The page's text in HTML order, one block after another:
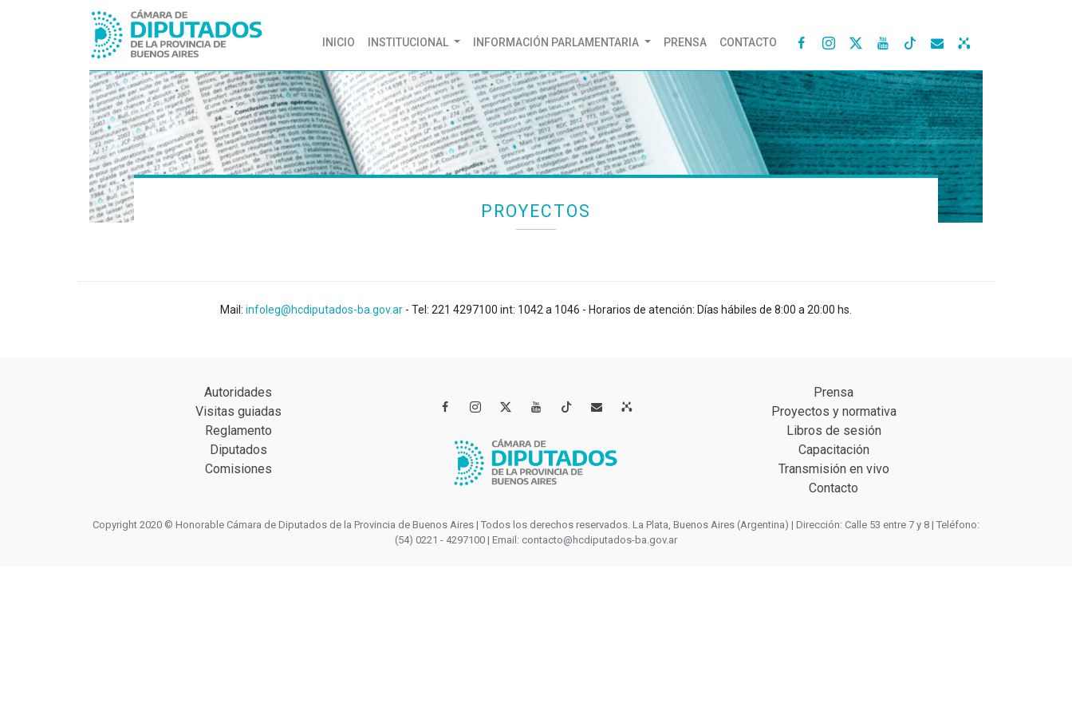
INICIO (CURRENT)
INSTITUCIONAL INFORMACIÓN PARLAMENTARIA PRENSA CONTACTO    
PROYECTOS
Mail: infoleg@hcdiputados-ba.gov.ar - Tel: 221 4297100 int: 1042 a 1046 - Horarios de atención: Días hábiles de 8:00 a 20:00 hs.
Autoridades
Visitas guiadas
Reglamento
Diputados
Comisiones
   
Prensa
Proyectos y normativa
Libros de sesión
Capacitación
Transmisión en vivo
Contacto
Copyright 2020 © Honorable Cámara de Diputados de la Provincia de Buenos Aires | Todos los derechos reservados. La Plata, Buenos Aires (Argentina) | Dirección: Calle 53 entre 7 y 8 | Teléfono:
(54) 0221 - 4297100 | Email: contacto@hcdiputados-ba.gov.ar